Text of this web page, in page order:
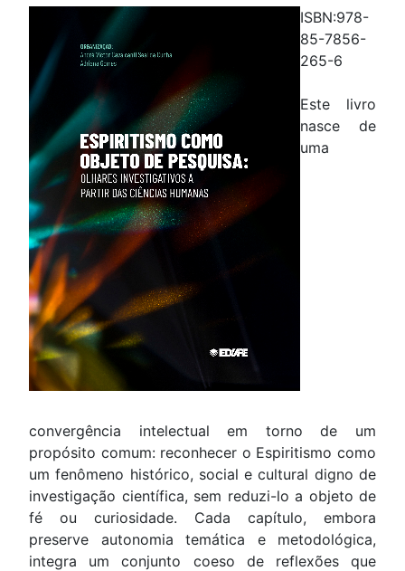
ISBN:978-
85-7856-
265-6
Este livro
nasce de
uma
convergência intelectual em torno de um
propósito comum: reconhecer o Espiritismo como
um fenômeno histórico, social e cultural digno de
investigação científica, sem reduzi-lo a objeto de
fé ou curiosidade. Cada capítulo, embora
preserve autonomia temática e metodológica,
integra um conjunto coeso de reflexões que